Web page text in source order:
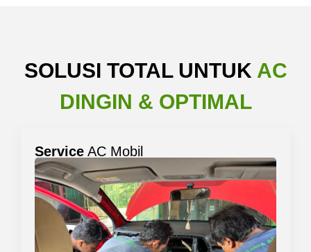
SOLUSI TOTAL UNTUK AC
DINGIN & OPTIMAL
Service AC Mobil